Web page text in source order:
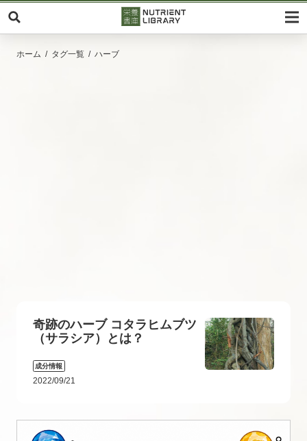
ホーム タグ一覧 ハーブ
奇跡のハーブ コタラヒムブツ
（サラシア）とは？
成分情報
2022/09/21